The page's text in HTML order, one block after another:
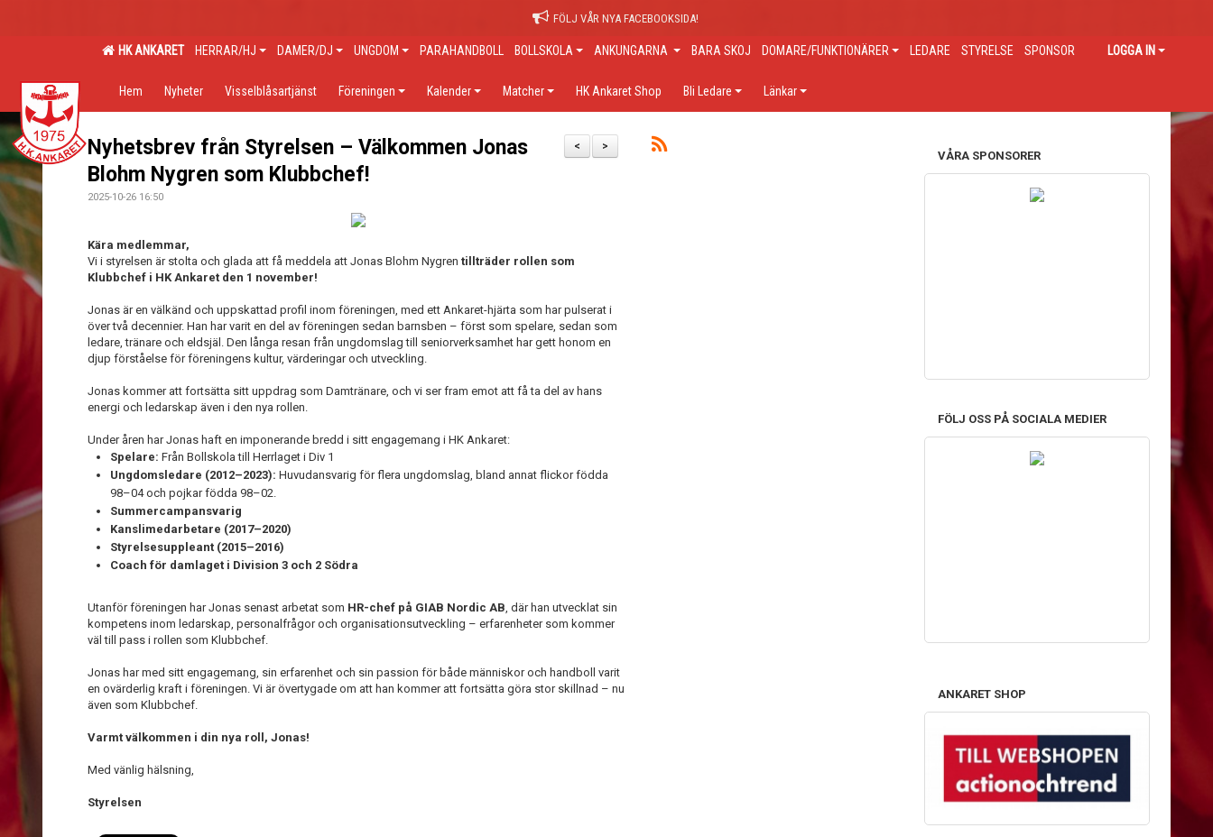
FÖLJ VÅR NYA FACEBOOKSIDA!
HK ANKARET HERRAR/HJ DAMER/DJ UNGDOM PARAHANDBOLL BOLLSKOLA ANKUNGARNA BARA SKOJ DOMARE/FUNKTIONÄRER LEDARE STYRELSE SPONSOR LOGGA IN
Hem Nyheter Visselblåsartjänst Föreningen Kalender Matcher HK Ankaret Shop Bli Ledare Länkar
>
<
Nyhetsbrev från Styrelsen – Välkommen Jonas
Blohm Nygren som Klubbchef!
2025-10-26 16:50
Kära medlemmar,
Vi i styrelsen är stolta och glada att få meddela att Jonas Blohm Nygren tillträder rollen som
Klubbchef i HK Ankaret den 1 november!
Jonas är en välkänd och uppskattad profil inom föreningen, med ett Ankaret-hjärta som har pulserat i
över två decennier. Han har varit en del av föreningen sedan barnsben – först som spelare, sedan som
ledare, tränare och eldsjäl. Den långa resan från ungdomslag till seniorverksamhet har gett honom en
djup förståelse för föreningens kultur, värderingar och utveckling.
Jonas kommer att fortsätta sitt uppdrag som Damtränare, och vi ser fram emot att få ta del av hans
energi och ledarskap även i den nya rollen.
Under åren har Jonas haft en imponerande bredd i sitt engagemang i HK Ankaret:
Spelare: Från Bollskola till Herrlaget i Div 1
Ungdomsledare (2012–2023): Huvudansvarig för flera ungdomslag, bland annat flickor födda
98–04 och pojkar födda 98–02.
Summercampansvarig
Kanslimedarbetare (2017–2020)
Styrelsesuppleant (2015–2016)
Coach för damlaget i Division 3 och 2 Södra
Utanför föreningen har Jonas senast arbetat som HR-chef på GIAB Nordic AB, där han utvecklat sin
kompetens inom ledarskap, personalfrågor och organisationsutveckling – erfarenheter som kommer
väl till pass i rollen som Klubbchef.
Jonas har med sitt engagemang, sin erfarenhet och sin passion för både människor och handboll varit
en ovärderlig kraft i föreningen. Vi är övertygade om att han kommer att fortsätta göra stor skillnad – nu
även som Klubbchef.
Varmt välkommen i din nya roll, Jonas!
Med vänlig hälsning,
Styrelsen
VÅRA SPONSORER
FÖLJ OSS PÅ SOCIALA MEDIER
ANKARET SHOP